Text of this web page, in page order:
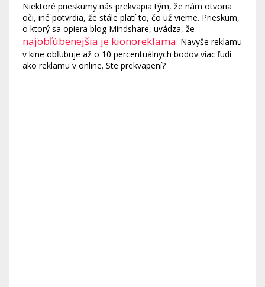
Niektoré prieskumy nás prekvapia tým, že nám otvoria
oči, iné potvrdia, že stále platí to, čo už vieme. Prieskum,
o ktorý sa opiera blog Mindshare, uvádza, že
najobľúbenejšia je kionoreklama. Navyše reklamu
v kine obľubuje až o 10 percentuálnych bodov viac ľudí
ako reklamu v online. Ste prekvapení?